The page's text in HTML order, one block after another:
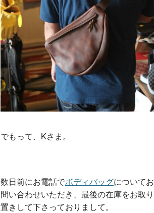
でもって、Kさま。
数日前にお電話でボディバッグについてお
問い合わせいただき、最後の在庫をお取り
置きして下さっておりまして。